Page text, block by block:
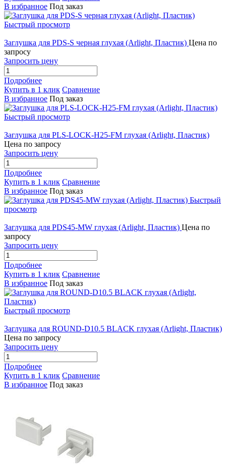
В избранное Под заказ
Быстрый просмотр
Заглушка для PDS-S черная глухая (Arlight, Пластик) Цена по
запросу
Запросить цену
Подробнее
Купить в 1 клик Сравнение
В избранное Под заказ
Быстрый просмотр
Заглушка для PLS-LOCK-H25-FM глухая (Arlight, Пластик)
Цена по запросу
Запросить цену
Подробнее
Купить в 1 клик Сравнение
В избранное Под заказ
Быстрый
просмотр
Заглушка для PDS45-MW глухая (Arlight, Пластик) Цена по
запросу
Запросить цену
Подробнее
Купить в 1 клик Сравнение
В избранное Под заказ
Быстрый просмотр
Заглушка для ROUND-D10.5 BLACK глухая (Arlight, Пластик)
Цена по запросу
Запросить цену
Подробнее
Купить в 1 клик Сравнение
В избранное Под заказ